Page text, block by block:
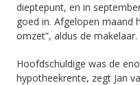
dieptepunt, en in
goed in. Afgelopen maand
omzet”, aldus de makelaar.
Hoofdschuldige was de
hypotheekrente, zegt Jan